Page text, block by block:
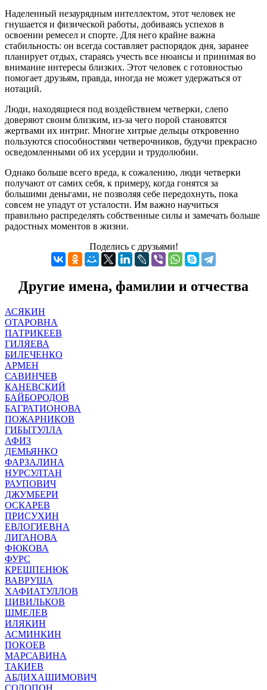
Наделенный незаурядным интеллектом, этот человек не
гнушается и физической работы, добиваясь успехов в
освоении ремесел и спорте. Для него крайне важна
стабильность: он всегда составляет распорядок дня, заранее
планирует отдых, стараясь учесть все нюансы и принимая во
внимание интересы близких. Этот человек с готовностью
помогает друзьям, правда, иногда не может удержаться от
нотаций.
Люди, находящиеся под воздействием четверки, слепо
доверяют своим близким, из-за чего порой становятся
жертвами их интриг. Многие хитрые дельцы откровенно
пользуются способностями четверочников, будучи прекрасно
осведомленными об их усердии и трудолюбии.
Однако больше всего вреда, к сожалению, люди четверки
получают от самих себя, к примеру, когда гонятся за
большими деньгами, не позволяя себе передохнуть, пока
совсем не упадут от усталости. Им важно научиться
правильно распределять собственные силы и замечать больше
радостных моментов в жизни.
Поделись с друзьями!
Другие имена, фамилии и отчества
АСЯКИН
ОТАРОВНА
ПАТРИКЕЕВ
ГИЛЯЕВА
БИЛЕЧЕНКО
АРМЕН
САВИНЧЕВ
КАНЕВСКИЙ
БАЙБОРОДОВ
БАГРАТИОНОВА
ПОЖАРНИКОВ
ГИБЫТУЛЛА
АФИЗ
ДЕМЬЯНКО
ФАРЗАЛИНА
НУРСУЛТАН
РАУПОВИЧ
ДЖУМБЕРИ
ОСКАРЕВ
ПРИСУХИН
ЕВЛОГИЕВНА
ЛИГАНОВА
ФЮКОВА
ФУРС
КРЕШПЕНЮК
ВАВРУША
ХАФИАТУЛЛОВ
ЦИВИЛЬКОВ
ШМЕЛЕВ
ИЛЯКИН
АСМИНКИН
ПОКОЕВ
МАРСАВИНА
ТАКИЕВ
АБДИХАШИМОВИЧ
СОЛОПОН